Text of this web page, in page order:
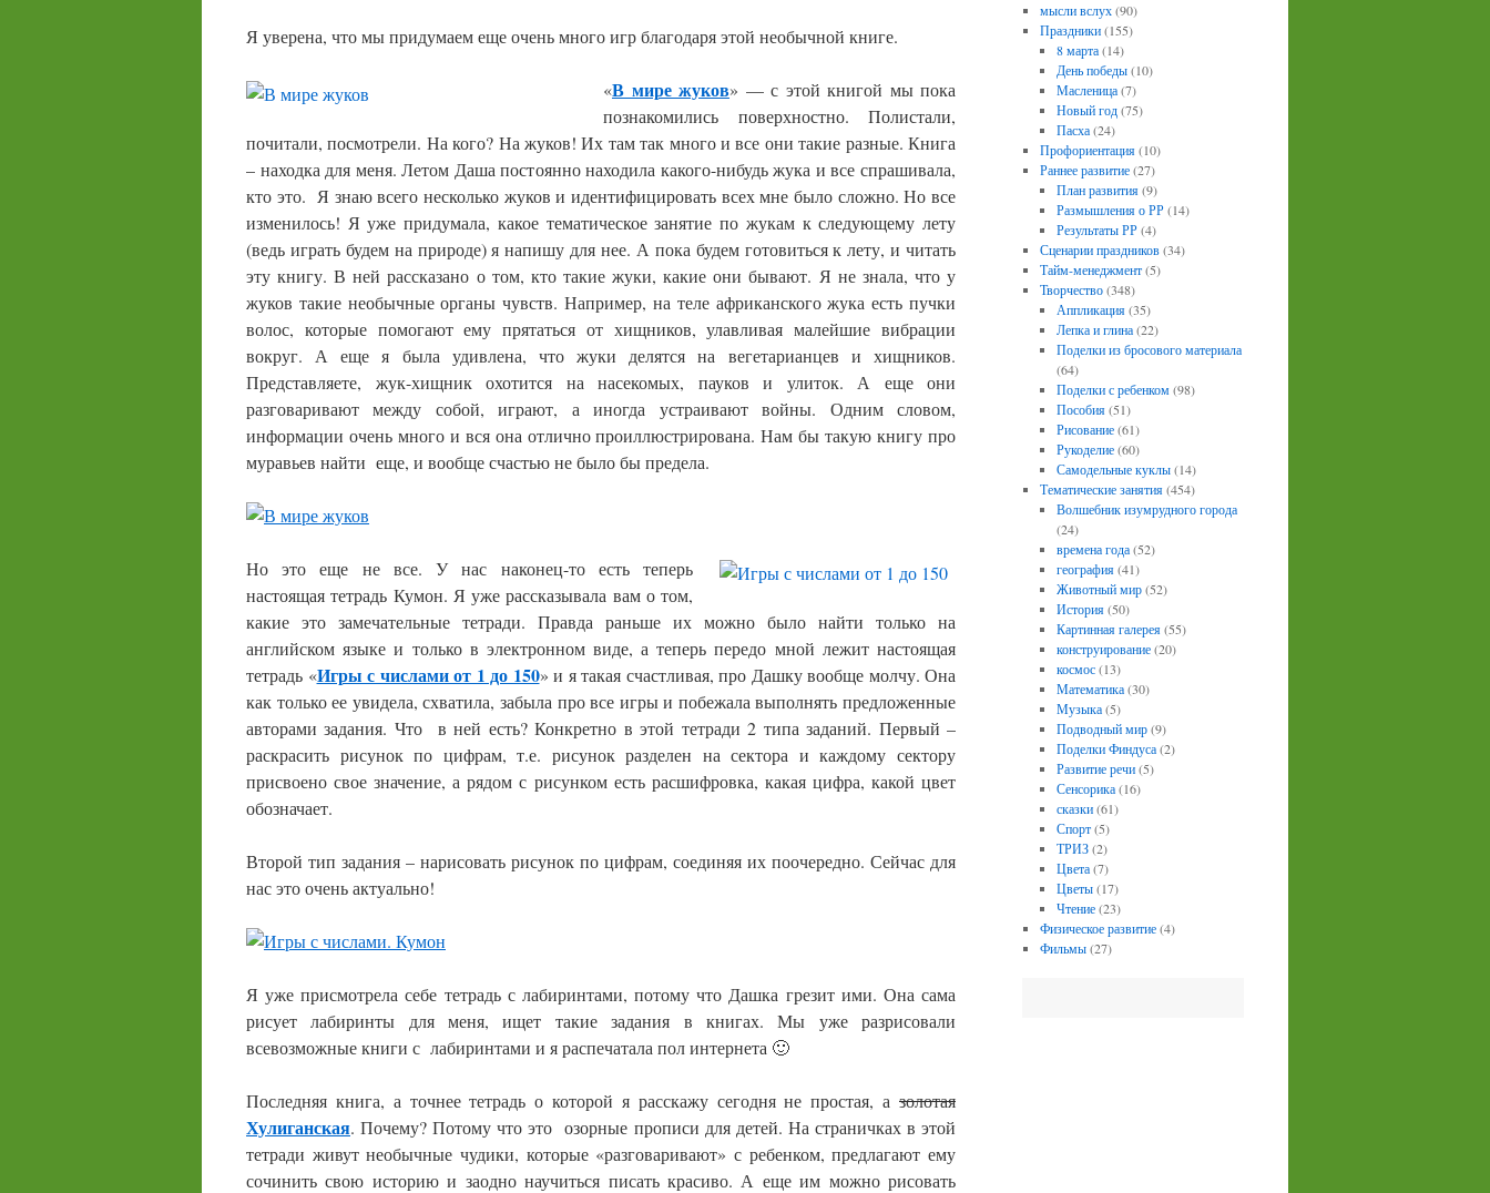
Я уверена, что мы придумаем еще очень много игр благодаря этой необычной книге.
«В мире жуков» — с этой книгой мы пока
познакомились поверхностно. Полистали,
почитали, посмотрели. На кого? На жуков! Их там так много и все они такие разные. Книга
– находка для меня. Летом Даша постоянно находила какого-нибудь жука и все спрашивала,
кто это. Я знаю всего несколько жуков и идентифицировать всех мне было сложно. Но все
изменилось! Я уже придумала, какое тематическое занятие по жукам к следующему лету
(ведь играть будем на природе) я напишу для нее. А пока будем готовиться к лету, и читать
эту книгу. В ней рассказано о том, кто такие жуки, какие они бывают. Я не знала, что у
жуков такие необычные органы чувств. Например, на теле африканского жука есть пучки
волос, которые помогают ему прятаться от хищников, улавливая малейшие вибрации
вокруг. А еще я была удивлена, что жуки делятся на вегетарианцев и хищников.
Представляете, жук-хищник охотится на насекомых, пауков и улиток. А еще они
разговаривают между собой, играют, а иногда устраивают войны. Одним словом,
информации очень много и вся она отлично проиллюстрирована. Нам бы такую книгу про
муравьев найти еще, и вообще счастью не было бы предела.
Но это еще не все. У нас наконец-то есть теперь
настоящая тетрадь Кумон. Я уже рассказывала вам о том,
какие это замечательные тетради. Правда раньше их можно было найти только на
английском языке и только в электронном виде, а теперь передо мной лежит настоящая
тетрадь «Игры с числами от 1 до 150» и я такая счастливая, про Дашку вообще молчу. Она
как только ее увидела, схватила, забыла про все игры и побежала выполнять предложенные
авторами задания. Что в ней есть? Конкретно в этой тетради 2 типа заданий. Первый –
раскрасить рисунок по цифрам, т.е. рисунок разделен на сектора и каждому сектору
присвоено свое значение, а рядом с рисунком есть расшифровка, какая цифра, какой цвет
обозначает.
Второй тип задания – нарисовать рисунок по цифрам, соединяя их поочередно. Сейчас для
нас это очень актуально!
Я уже присмотрела себе тетрадь с лабиринтами, потому что Дашка грезит ими. Она сама
рисует лабиринты для меня, ищет такие задания в книгах. Мы уже разрисовали
всевозможные книги с лабиринтами и я распечатала пол интернета 🙂
Последняя книга, а точнее тетрадь о которой я расскажу сегодня не простая, а золотая
Хулиганская. Почему? Потому что это озорные прописи для детей. На страничках в этой
тетради живут необычные чудики, которые «разговаривают» с ребенком, предлагают ему
сочинить свою историю и заодно научиться писать красиво. А еще им можно рисовать
мысли вслух(90)
Праздники(155)
8 марта(14)
День победы(10)
Масленица(7)
Новый год(75)
Пасха(24)
Профориентация(10)
Раннее развитие(27)
План развития(9)
Размышления о РР(14)
Результаты РР(4)
Сценарии праздников(34)
Тайм-менеджмент(5)
Творчество(348)
Аппликация(35)
Лепка и глина(22)
Поделки из бросового материала
(64)
Поделки с ребенком(98)
Пособия(51)
Рисование(61)
Рукоделие(60)
Самодельные куклы(14)
Тематические занятия(454)
Волшебник изумрудного города
(24)
времена года(52)
география(41)
Животный мир(52)
История(50)
Картинная галерея(55)
конструирование(20)
космос(13)
Математика(30)
Музыка(5)
Подводный мир(9)
Поделки Финдуса(2)
Развитие речи(5)
Сенсорика(16)
сказки(61)
Спорт(5)
ТРИЗ(2)
Цвета(7)
Цветы(17)
Чтение(23)
Физическое развитие(4)
Фильмы(27)